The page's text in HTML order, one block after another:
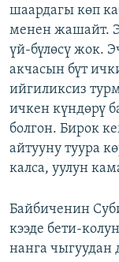
шаардагы көп
менен жашайт.
үй-бүлөсү жок.
акчасын бүт
ийгиликсиз
ичкен күндөрү
болгон. Бирок
айтууну туура
калса, уулун
Байбиченин
кээде бети-
нанга чыгуудан